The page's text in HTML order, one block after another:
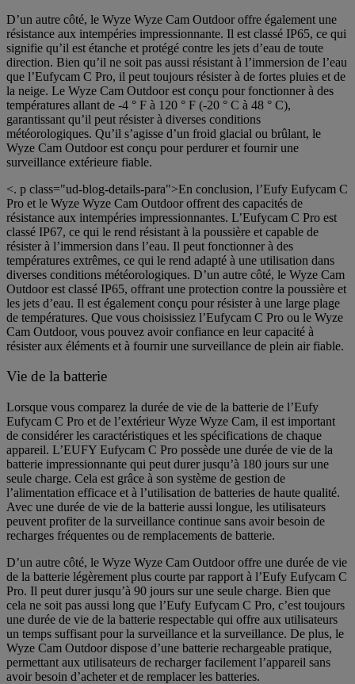
D’un autre côté, le Wyze Wyze Cam Outdoor offre également une
résistance aux intempéries impressionnante. Il est classé IP65, ce qui
signifie qu’il est étanche et protégé contre les jets d’eau de toute
direction. Bien qu’il ne soit pas aussi résistant à l’immersion de l’eau
que l’Eufycam C Pro, il peut toujours résister à de fortes pluies et de
la neige. Le Wyze Cam Outdoor est conçu pour fonctionner à des
températures allant de -4 ° F à 120 ° F (-20 ° C à 48 ° C),
garantissant qu’il peut résister à diverses conditions
météorologiques. Qu’il s’agisse d’un froid glacial ou brûlant, le
Wyze Cam Outdoor est conçu pour perdurer et fournir une
surveillance extérieure fiable.
<. p class="ud-blog-details-para">En conclusion, l’Eufy Eufycam C
Pro et le Wyze Wyze Cam Outdoor offrent des capacités de
résistance aux intempéries impressionnantes. L’Eufycam C Pro est
classé IP67, ce qui le rend résistant à la poussière et capable de
résister à l’immersion dans l’eau. Il peut fonctionner à des
températures extrêmes, ce qui le rend adapté à une utilisation dans
diverses conditions météorologiques. D’un autre côté, le Wyze Cam
Outdoor est classé IP65, offrant une protection contre la poussière et
les jets d’eau. Il est également conçu pour résister à une large plage
de températures. Que vous choisissiez l’Eufycam C Pro ou le Wyze
Cam Outdoor, vous pouvez avoir confiance en leur capacité à
résister aux éléments et à fournir une surveillance de plein air fiable.
Vie de la batterie
Lorsque vous comparez la durée de vie de la batterie de l’Eufy
Eufycam C Pro et de l’extérieur Wyze Wyze Cam, il est important
de considérer les caractéristiques et les spécifications de chaque
appareil. L’EUFY Eufycam C Pro possède une durée de vie de la
batterie impressionnante qui peut durer jusqu’à 180 jours sur une
seule charge. Cela est grâce à son système de gestion de
l’alimentation efficace et à l’utilisation de batteries de haute qualité.
Avec une durée de vie de la batterie aussi longue, les utilisateurs
peuvent profiter de la surveillance continue sans avoir besoin de
recharges fréquentes ou de remplacements de batterie.
D’un autre côté, le Wyze Wyze Cam Outdoor offre une durée de vie
de la batterie légèrement plus courte par rapport à l’Eufy Eufycam C
Pro. Il peut durer jusqu’à 90 jours sur une seule charge. Bien que
cela ne soit pas aussi long que l’Eufy Eufycam C Pro, c’est toujours
une durée de vie de la batterie respectable qui offre aux utilisateurs
un temps suffisant pour la surveillance et la surveillance. De plus, le
Wyze Cam Outdoor dispose d’une batterie rechargeable pratique,
permettant aux utilisateurs de recharger facilement l’appareil sans
avoir besoin d’acheter et de remplacer les batteries.